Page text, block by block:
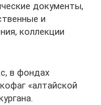
документы,
и
коллекции
в фондах
«алтайской